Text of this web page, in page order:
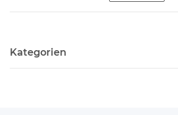
Kategorien